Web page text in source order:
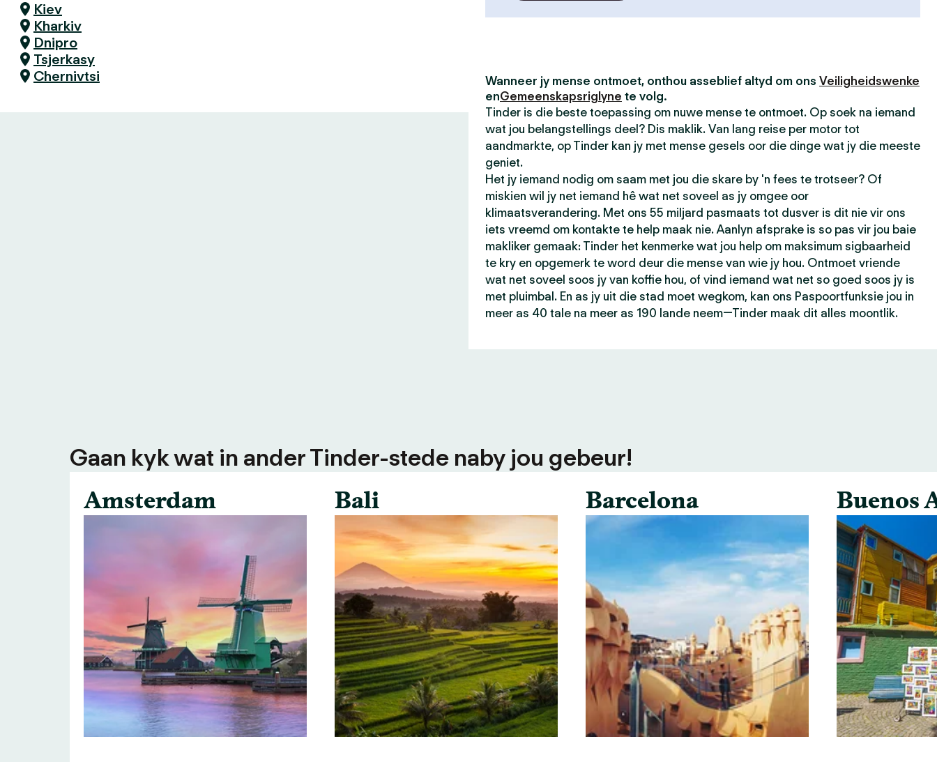
Kiev
Kharkiv
Dnipro
Tsjerkasy
Chernivtsi
Wanneer jy mense ontmoet, onthou asseblief altyd om ons Veiligheidswenke
enGemeenskapsriglyne te volg.
Tinder is die beste toepassing om nuwe mense te ontmoet. Op soek na iemand
wat jou belangstellings deel? Dis maklik. Van lang reise per motor tot
aandmarkte, op Tinder kan jy met mense gesels oor die dinge wat jy die meeste
geniet.
Het jy iemand nodig om saam met jou die skare by 'n fees te trotseer? Of
miskien wil jy net iemand hê wat net soveel as jy omgee oor
klimaatsverandering. Met ons 55 miljard pasmaats tot dusver is dit nie vir ons
iets vreemd om kontakte te help maak nie. Aanlyn afsprake is so pas vir jou baie
makliker gemaak: Tinder het kenmerke wat jou help om maksimum sigbaarheid
te kry en opgemerk te word deur die mense van wie jy hou. Ontmoet vriende
wat net soveel soos jy van koffie hou, of vind iemand wat net so goed soos jy is
met pluimbal. En as jy uit die stad moet wegkom, kan ons Paspoortfunksie jou in
meer as 40 tale na meer as 190 lande neem—Tinder maak dit alles moontlik.
Gaan kyk wat in ander Tinder-stede naby jou gebeur!
Amsterdam
Bali Barcelona Buenos